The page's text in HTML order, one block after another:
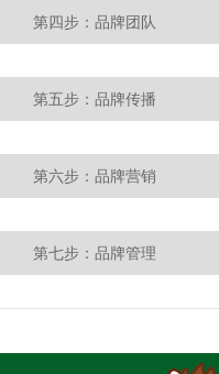
第四步：品牌团队
第五步：品牌传播
第六步：品牌营销
第七步：品牌管理